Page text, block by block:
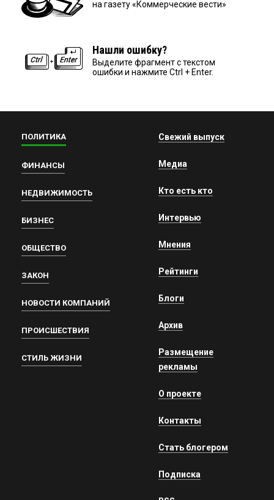
на газету «Коммерческие вести»
Нашли ошибку?
Выделите фрагмент с текстом
ошибки и нажмите Ctrl + Enter.
ПОЛИТИКА
ФИНАНСЫ
НЕДВИЖИМОСТЬ
БИЗНЕС
ОБЩЕСТВО
ЗАКОН
НОВОСТИ КОМПАНИЙ
ПРОИСШЕСТВИЯ
СТИЛЬ ЖИЗНИ
Свежий выпуск
Медиа
Кто есть кто
Интервью
Мнения
Рейтинги
Блоги
Архив
Размещение
рекламы
О проекте
Контакты
Стать блогером
Подписка